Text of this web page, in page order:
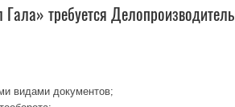
требуется Делопроизводитель
видами документов;